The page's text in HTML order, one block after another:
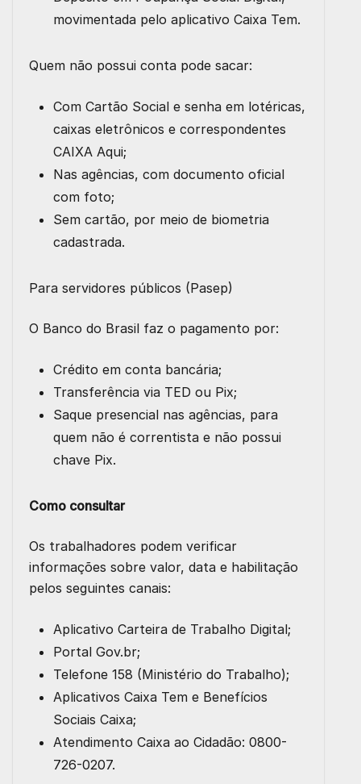
movimentada pelo aplicativo Caixa Tem.
Quem não possui conta pode sacar:
Com Cartão Social e senha em lotéricas,
caixas eletrônicos e correspondentes
CAIXA Aqui;
Nas agências, com documento oficial
com foto;
Sem cartão, por meio de biometria
cadastrada.
Para servidores públicos (Pasep)
O Banco do Brasil faz o pagamento por:
Crédito em conta bancária;
Transferência via TED ou Pix;
Saque presencial nas agências, para
quem não é correntista e não possui
chave Pix.
Como consultar
Os trabalhadores podem verificar
informações sobre valor, data e habilitação
pelos seguintes canais:
Aplicativo Carteira de Trabalho Digital;
Portal Gov.br;
Telefone 158 (Ministério do Trabalho);
Aplicativos Caixa Tem e Benefícios
Sociais Caixa;
Atendimento Caixa ao Cidadão: 0800-
726-0207.